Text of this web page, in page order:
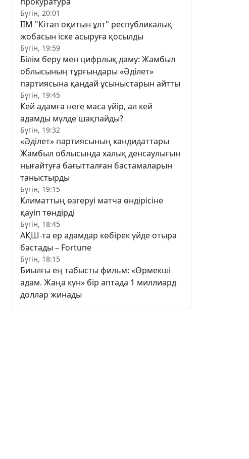
Бүгін, 20:01
ІІМ "Кітап оқитын ұлт" республикалық
жобасын іске асыруға қосылды
Бүгін, 19:59
Білім беру мен цифрлық даму: Жамбыл
облысының тұрғындары «Әділет»
партиясына қандай ұсыныстарын айтты
Бүгін, 19:45
Кей адамға неге маса үйір, ал кей
адамды мүлде шақпайды?
Бүгін, 19:32
«Әділет» партиясының кандидаттары
Жамбыл облысында халық денсаулығын
нығайтуға бағытталған бастамаларын
таныстырды
Бүгін, 19:15
Климаттың өзгеруі матча өндірісіне
қауіп төндірді
Бүгін, 18:45
АҚШ-та ер адамдар көбірек үйде отыра
бастады – Fortune
Бүгін, 18:15
Биылғы ең табысты фильм: «Өрмекші
адам. Жаңа күн» бір аптада 1 миллиард
доллар жинады